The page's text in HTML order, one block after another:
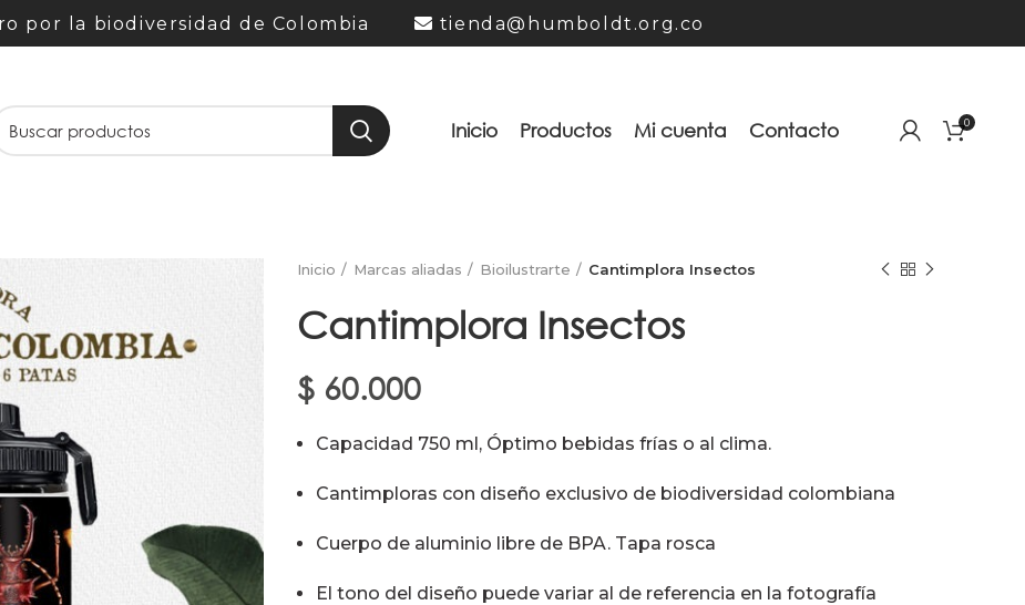
por la biodiversidad de Colombia tienda@humboldt.org.co
Inicio Productos Mi cuenta Contacto 0
Inicio Marcas aliadas Bioilustrarte Cantimplora Insectos
Cantimplora Insectos
$ 60.000
Capacidad 750 ml, Óptimo bebidas frías o al clima.
Cantimploras con diseño exclusivo de biodiversidad colombiana
Cuerpo de aluminio libre de BPA. Tapa rosca
El tono del diseño puede variar al de referencia en la fotografía